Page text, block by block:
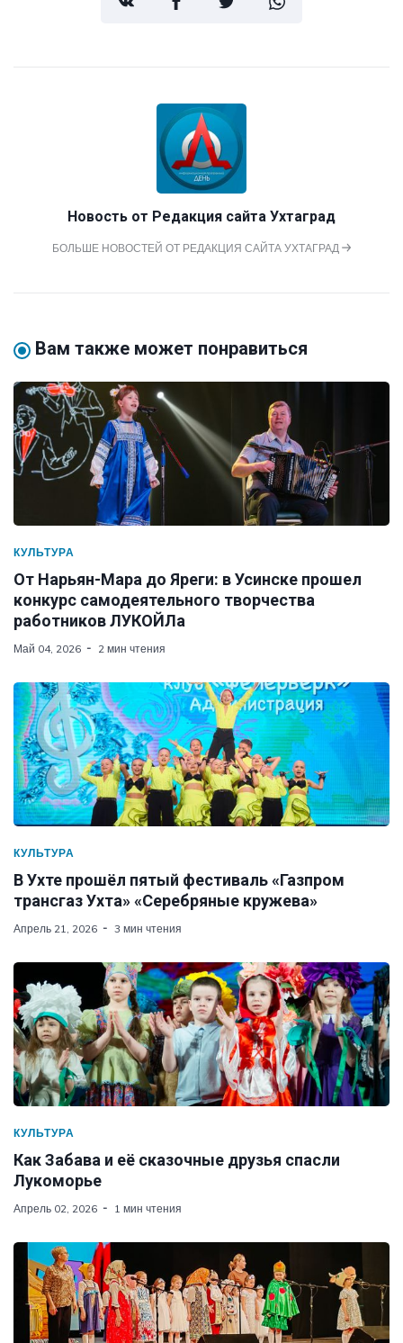
Новость от Редакция сайта Ухтаград
БОЛЬШЕ НОВОСТЕЙ ОТ РЕДАКЦИЯ САЙТА УХТАГРАД
Вам также может понравиться
КУЛЬТУРА
От Нарьян-Мара до Яреги: в Усинске прошел
конкурс самодеятельного творчества
работников ЛУКОЙЛа
Май 04, 2026 2 мин чтения
КУЛЬТУРА
В Ухте прошёл пятый фестиваль «Газпром
трансгаз Ухта» «Серебряные кружева»
Апрель 21, 2026 3 мин чтения
КУЛЬТУРА
Как Забава и её сказочные друзья спасли
Лукоморье
Апрель 02, 2026 1 мин чтения